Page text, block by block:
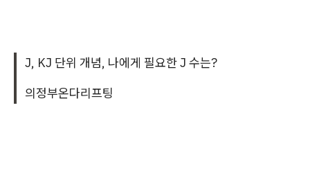
J, KJ 단위 개념, 나에게 필요한 J 수는?
의정부온다리프팅